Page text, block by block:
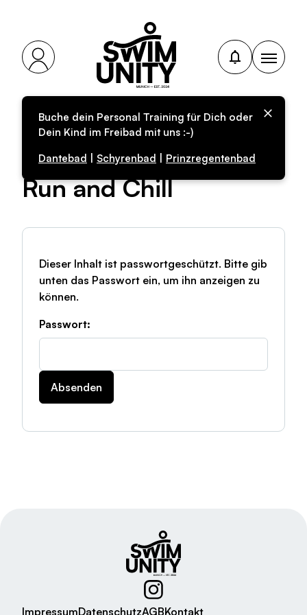
Buche dein Personal Training für Dich oder
Dein Kind im Freibad mit uns :-)
Dantebad
Schyrenbad Prinzregentenbad
Geschützt:
Community-Training x
Run and Chill
Dieser Inhalt ist passwortgeschützt. Bitte gib
unten das Passwort ein, um ihn anzeigen zu
können.
Passwort:
ImpressumDatenschutzAGBKontakt